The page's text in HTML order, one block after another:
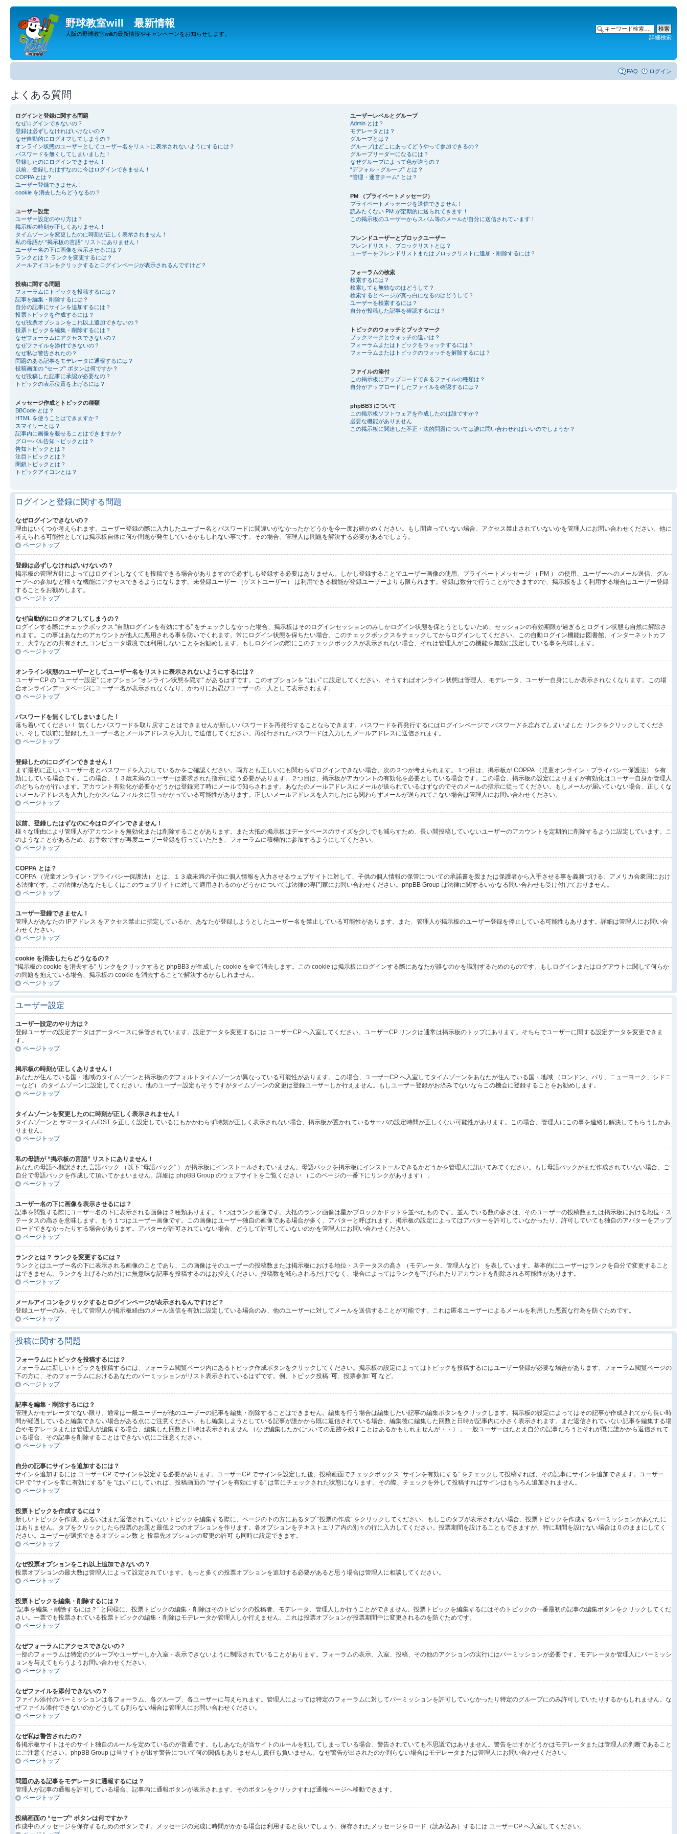
野球教室will 最新情報
大阪の野球教室willの最新情報やキャンペーンをお知らせします。
詳細検索
FAQ ログイン
よくある質問
ログインと登録に関する問題
なぜログインできないの？
登録は必ずしなければいけないの？
なぜ自動的にログオフしてしまうの？
オンライン状態のユーザーとしてユーザー名をリストに表示されないようにするには？
パスワードを無くしてしまいました！
登録したのにログインできません！
以前、登録したはずなのに今はログインできません！
COPPA とは？
ユーザー登録できません！
cookie を消去したらどうなるの？
ユーザー設定
ユーザー設定のやり方は？
掲示板の時刻が正しくありません！
タイムゾーンを変更したのに時刻が正しく表示されません！
私の母語が “掲示板の言語” リストにありません！
ユーザー名の下に画像を表示させるには？
ランクとは？ ランクを変更するには？
メールアイコンをクリックするとログインページが表示されるんですけど？
投稿に関する問題
フォーラムにトピックを投稿するには？
記事を編集・削除するには？
自分の記事にサインを追加するには？
投票トピックを作成するには？
なぜ投票オプションをこれ以上追加できないの？
投票トピックを編集・削除するには？
なぜフォーラムにアクセスできないの？
なぜファイルを添付できないの？
なぜ私は警告されたの？
問題のある記事をモデレータに通報するには？
投稿画面の “セーブ” ボタンは何ですか？
なぜ投稿した記事に承認が必要なの？
トピックの表示位置を上げるには？
メッセージ作成とトピックの種類
BBCode とは？
HTML を使うことはできますか？
スマイリーとは？
記事内に画像を載せることはできますか？
グローバル告知トピックとは？
告知トピックとは？
注目トピックとは？
閉鎖トピックとは？
トピックアイコンとは？
ユーザーレベルとグループ
Admin とは？
モデレータとは？
グループとは？
グループはどこにあってどうやって参加できるの？
グループリーダーになるには？
なぜグループによって色が違うの？
“デフォルトグループ” とは？
“管理・運営チーム” とは？
PM （プライベートメッセージ）
プライベートメッセージを送信できません！
読みたくない PM が定期的に送られてきます！
この掲示板のユーザーからスパム等のメールが自分に送信されています！
フレンドユーザーとブロックユーザー
フレンドリスト、ブロックリストとは？
ユーザーをフレンドリストまたはブロックリストに追加・削除するには？
フォーラムの検索
検索するには？
検索しても無効なのはどうして？
検索するとページが真っ白になるのはどうして？
ユーザーを検索するには？
自分が投稿した記事を確認するには？
トピックのウォッチとブックマーク
ブックマークとウォッチの違いは？
フォーラムまたはトピックをウォッチするには？
フォーラムまたはトピックのウォッチを解除するには？
ファイルの添付
この掲示板にアップロードできるファイルの種類は？
自分がアップロードしたファイルを確認するには？
phpBB3 について
この掲示板ソフトウェアを作成したのは誰ですか？
必要な機能がありません
この掲示板に関連した不正・法的問題については誰に問い合わせればいいのでしょうか？
ログインと登録に関する問題
なぜログインできないの？
理由はいくつか考えられます。ユーザー登録の際に入力したユーザー名とパスワードに間違いがなかったかどうかを今一度お確かめください。もし間違っていない場合、アクセス禁止されていないかを管理人にお問い合わせください。他に
考えられる可能性としては掲示板自体に何か問題が発生しているかもしれない事です。その場合、管理人は問題を解決する必要があるでしょう。
ページトップ
登録は必ずしなければいけないの？
掲示板の管理方針によってはログインしなくても投稿できる場合がありますので必ずしも登録する必要はありません。しかし登録することでユーザー画像の使用、プライベートメッセージ （ PM ） の使用、ユーザーへのメール送信、グル
ープへの参加など様々な機能にアクセスできるようになります。未登録ユーザー （ゲストユーザー） は利用できる機能が登録ユーザーよりも限られます。登録は数分で行うことができますので、掲示板をよく利用する場合はユーザー登録
することをお勧めします。
ページトップ
なぜ自動的にログオフしてしまうの？
ログインする際にチェックボックス “自動ログインを有効にする” をチェックしなかった場合、掲示板はそのログインセッションのみしかログイン状態を保とうとしないため、セッションの有効期限が過ぎるとログイン状態も自然に解除さ
れます。この事はあなたのアカウントが他人に悪用される事を防いでくれます。常にログイン状態を保ちたい場合、このチェックボックスをチェックしてからログインしてください。この自動ログイン機能は図書館、インターネットカフ
ェ、大学などの共有されたコンピュータ環境では利用しないことをお勧めします。もしログインの際にこのチェックボックスが表示されない場合、それは管理人がこの機能を無効に設定している事を意味します。
ページトップ
オンライン状態のユーザーとしてユーザー名をリストに表示されないようにするには？
ユーザーCP の “ユーザー設定” にオプション “オンライン状態を隠す” があるはずです。このオプションを “はい” に設定してください。そうすればオンライン状態は管理人、モデレータ、ユーザー自身にしか表示されなくなります。この場
合オンラインデータページにユーザー名が表示されなくなり、かわりにお忍びユーザーの一人として表示されます。
ページトップ
パスワードを無くしてしまいました！
落ち着いてください！ 無くしたパスワードを取り戻すことはできませんが新しいパスワードを再発行することならできます。パスワードを再発行するにはログインページで パスワードを忘れてしまいました リンクをクリックしてくださ
い。そして以前に登録したユーザー名とメールアドレスを入力して送信してください。再発行されたパスワードは入力したメールアドレスに送信されます。
ページトップ
登録したのにログインできません！
まず最初に正しいユーザー名とパスワードを入力しているかをご確認ください。両方とも正しいにも関わらずログインできない場合、次の２つが考えられます。１つ目は、掲示板が COPPA （児童オンライン・プライバシー保護法） を有
効にしている場合です。この場合、１３歳未満のユーザーは要求された指示に従う必要があります。２つ目は、掲示板がアカウントの有効化を必要としている場合です。この場合、掲示板の設定によりますが有効化はユーザー自身か管理人
のどちらかが行います。アカウント有効化が必要かどうかは登録完了時にメールで知らされます。あなたのメールアドレスにメールが送られているはずなのでそのメールの指示に従ってください。もしメールが届いていない場合、正しくな
いメールアドレスを入力したかスパムフィルタに引っかかっている可能性があります。正しいメールアドレスを入力したにも関わらずメールが送られてこない場合は管理人にお問い合わせください。
ページトップ
以前、登録したはずなのに今はログインできません！
様々な理由により管理人がアカウントを無効化または削除することがあります。また大抵の掲示板はデータベースのサイズを少しでも減らすため、長い間投稿していないユーザーのアカウントを定期的に削除するように設定しています。こ
のようなことがあるため、お手数ですが再度ユーザー登録を行っていただき、フォーラムに積極的に参加するようにしてください。
ページトップ
COPPA とは？
COPPA （児童オンライン・プライバシー保護法） とは、１３歳未満の子供に個人情報を入力させるウェブサイトに対して、子供の個人情報の保管についての承諾書を親または保護者から入手させる事を義務づける、アメリカ合衆国におけ
る法律です。この法律があなたもしくはこのウェブサイトに対して適用されるのかどうかについては法律の専門家にお問い合わせください。phpBB Group は法律に関するいかなる問い合わせも受け付けておりません。
ページトップ
ユーザー登録できません！
管理人があなたの IPアドレス をアクセス禁止に指定しているか、あなたが登録しようとしたユーザー名を禁止している可能性があります。また、管理人が掲示板のユーザー登録を停止している可能性もあります。詳細は管理人にお問い合
わせください。
ページトップ
cookie を消去したらどうなるの？
“掲示板の cookie を消去する” リンクをクリックすると phpBB3 が生成した cookie を全て消去します。この cookie は掲示板にログインする際にあなたが誰なのかを識別するためのものです。もしログインまたはログアウトに関して何らか
の問題を抱えている場合、掲示板の cookie を消去することで解決するかもしれません。
ページトップ
ユーザー設定
ユーザー設定のやり方は？
登録ユーザーの設定データはデータベースに保管されています。設定データを変更するには ユーザーCP へ入室してください。ユーザーCP リンクは通常は掲示板のトップにあります。そちらでユーザーに関する設定データを変更できま
す。
ページトップ
掲示板の時刻が正しくありません！
あなたが住んでいる国・地域のタイムゾーンと掲示板のデフォルトタイムゾーンが異なっている可能性があります。この場合、ユーザーCP へ入室してタイムゾーンをあなたが住んでいる国・地域 （ロンドン、パリ、ニューヨーク、シドニ
ーなど） のタイムゾーンに設定してください。他のユーザー設定もそうですがタイムゾーンの変更は登録ユーザーしか行えません。もしユーザー登録がお済みでないならこの機会に登録することをお勧めします。
ページトップ
タイムゾーンを変更したのに時刻が正しく表示されません！
タイムゾーンと サマータイム/DST を正しく設定しているにもかかわらず時刻が正しく表示されない場合、掲示板が置かれているサーバの設定時間が正しくない可能性があります。この場合、管理人にこの事を連絡し解決してもらうしかあ
りません。
ページトップ
私の母語が “掲示板の言語” リストにありません！
あなたの母語へ翻訳された言語パック （以下 “母語パック” ） が掲示板にインストールされていません。母語パックを掲示板にインストールできるかどうかを管理人に訊いてみてください。もし母語パックがまだ作成されていない場合、ご
自分で母語パックを作成して頂いてかまいません。詳細は phpBB Group のウェブサイトをご覧ください （このページの一番下にリンクがあります） 。
ページトップ
ユーザー名の下に画像を表示させるには？
記事を閲覧する際にユーザー名の下に表示される画像は２種類あります。１つはランク画像です。大抵のランク画像は星かブロックかドットを並べたものです。並んでいる数の多さは、そのユーザーの投稿数または掲示板における地位・ス
テータスの高さを意味します。もう１つはユーザー画像です。この画像はユーザー独自の画像である場合が多く、アバターと呼ばれます。掲示板の設定によってはアバターを許可していなかったり、許可していても独自のアバターをアップ
ロードできなかったりする場合があります。アバターが許可されていない場合、どうして許可していないのかを管理人にお問い合わせください。
ページトップ
ランクとは？ ランクを変更するには？
ランクとはユーザー名の下に表示される画像のことであり、この画像はそのユーザーの投稿数または掲示板における地位・ステータスの高さ （モデレータ、管理人など） を表しています。基本的にユーザーはランクを自分で変更すること
はできません。ランクを上げるためだけに無意味な記事を投稿するのはお控えください。投稿数を減らされるだけでなく、場合によってはランクを下げられたりアカウントを削除される可能性があります。
ページトップ
メールアイコンをクリックするとログインページが表示されるんですけど？
登録ユーザーのみ、そして管理人が掲示板経由のメール送信を有効に設定している場合のみ、他のユーザーに対してメールを送信することが可能です。これは匿名ユーザーによるメールを利用した悪質な行為を防ぐためです。
ページトップ
投稿に関する問題
フォーラムにトピックを投稿するには？
フォーラムに新しいトピックを投稿するには、フォーラム閲覧ページ内にあるトピック作成ボタンをクリックしてください。掲示板の設定によってはトピックを投稿するにはユーザー登録が必要な場合があります。フォーラム閲覧ページの
下の方に、そのフォーラムにおけるあなたのパーミッションがリスト表示されているはずです。例、トピック投稿: 可、投票参加: 可 など。
ページトップ
記事を編集・削除するには？
管理人かモデレータでない限り、通常は一般ユーザーが他のユーザーの記事を編集・削除することはできません。編集を行う場合は編集したい記事の編集ボタンをクリックします。掲示板の設定によってはその記事が作成されてから長い時
間が経過していると編集できない場合がある点にご注意ください。もし編集しようとしている記事が誰かから既に返信されている場合、編集後に編集した回数と日時が記事内に小さく表示されます。まだ返信されていない記事を編集する場
合やモデレータまたは管理人が編集する場合、編集した回数と日時は表示されません （なぜ編集したかについての足跡を残すことはあるかもしれませんが・・） 。一般ユーザーはたとえ自分の記事だろうとそれが既に誰かから返信されて
いる場合、その記事を削除することはできない点にご注意ください。
ページトップ
自分の記事にサインを追加するには？
サインを追加するには ユーザーCP でサインを設定する必要があります。ユーザーCP でサインを設定した後、投稿画面でチェックボックス “サインを有効にする” をチェックして投稿すれば、その記事にサインを追加できます。ユーザー
CP で “サインを常に有効にする” を “はい” にしていれば、投稿画面の “サインを有効にする” は常にチェックされた状態になります。その際、チェックを外して投稿すればサインはもちろん追加されません。
ページトップ
投票トピックを作成するには？
新しいトピックを作成、あるいはまだ返信されていないトピックを編集する際に、ページの下の方にあるタブ “投票の作成” をクリックしてください。もしこのタブが表示されない場合、投票トピックを作成するパーミッションがあなたに
はありません。タブをクリックしたら投票のお題と最低２つのオプションを作ります。各オプションをテキストエリア内の別々の行に入力してください。投票期間を設けることもできますが、特に期間を設けない場合は 0 のままにしてく
ださい。ユーザーが選択できるオプション数 と 投票先オプションの変更の許可 も同時に設定できます。
ページトップ
なぜ投票オプションをこれ以上追加できないの？
投票オプションの最大数は管理人によって設定されています。もっと多くの投票オプションを追加する必要があると思う場合は管理人に相談してください。
ページトップ
投票トピックを編集・削除するには？
“記事を編集・削除するには？” と同様に、投票トピックの編集・削除はそのトピックの投稿者、モデレータ、管理人しか行うことができません。投票トピックを編集するにはそのトピックの一番最初の記事の編集ボタンをクリックしてくだ
さい。一票でも投票されている投票トピックの編集・削除はモデレータか管理人しか行えません。これは投票オプションが投票期間中に変更されるのを防ぐためです。
ページトップ
なぜフォーラムにアクセスできないの？
一部のフォーラムは特定のグループやユーザーしか入室・表示できないように制限されていることがあります。フォーラムの表示、入室、投稿、その他のアクションの実行にはパーミッションが必要です。モデレータか管理人にパーミッシ
ョンを与えてもらうようお問い合わせください。
ページトップ
なぜファイルを添付できないの？
ファイル添付のパーミッションは各フォーラム、各グループ、各ユーザーに与えられます。管理人によっては特定のフォーラムに対してパーミッションを許可していなかったり特定のグループにのみ許可していたりするかもしれません。な
ぜファイル添付できないのかどうしても判らない場合は管理人にお問い合わせください。
ページトップ
なぜ私は警告されたの？
各掲示板サイトはそのサイト独自のルールを定めているのが普通です。もしあなたが当サイトのルールを犯してしまっている場合、警告されていても不思議ではありません。警告を出すかどうかはモデレータまたは管理人の判断であること
にご注意ください。phpBB Group は当サイトが出す警告について何の関係もありませんし責任も負いません。なぜ警告が出されたのか判らない場合はモデレータまたは管理人にお問い合わせください。
ページトップ
問題のある記事をモデレータに通報するには？
管理人が記事の通報を許可している場合、記事内に通報ボタンが表示されます。そのボタンをクリックすれば通報ページへ移動できます。
ページトップ
投稿画面の “セーブ” ボタンは何ですか？
作成中のメッセージを保存するためのボタンです。メッセージの完成に時間がかかる場合は利用すると良いでしょう。保存されたメッセージをロード（読み込み）するには ユーザーCP へ入室してください。